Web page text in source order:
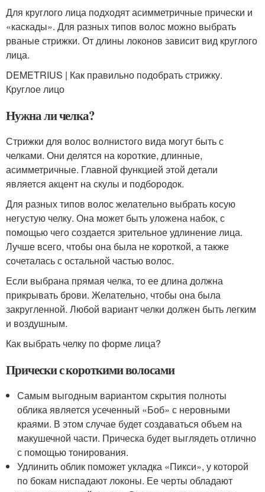
Для круглого лица подходят асимметричные прически и
«каскады». Для разных типов волос можно выбрать
рваные стрижки. От длины локонов зависит вид круглого
лица.
DEMETRIUS | Как правильно подобрать стрижку.
Круглое лицо
Нужна ли челка?
Стрижки для волос волнистого вида могут быть с
челками. Они делятся на короткие, длинные,
асимметричные. Главной функцией этой детали
является акцент на скулы и подбородок.
Для разных типов волос желательно выбрать косую
негустую челку. Она может быть уложена набок, с
помощью чего создается зрительное удлинение лица.
Лучше всего, чтобы она была не короткой, а также
сочеталась с остальной частью волос.
Если выбрана прямая челка, то ее длина должна
прикрывать брови. Желательно, чтобы она была
закругленной. Любой вариант челки должен быть легким
и воздушным.
Как выбрать челку по форме лица?
Прически с короткими волосами
Самым выгодным вариантом скрытия полноты
облика является усеченный «Боб» с неровными
краями. В этом случае будет создаваться объем на
макушечной части. Прическа будет выглядеть отлично
с помощью тонирования.
Удлинить облик поможет укладка «Пикси», у которой
по бокам ниспадают локоны. Ее черты обладают